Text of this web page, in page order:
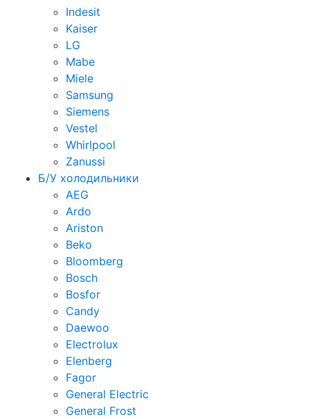
Indesit
Kaiser
LG
Mabe
Miele
Samsung
Siemens
Vestel
Whirlpool
Zanussi
Б/У холодильники
AEG
Ardo
Ariston
Beko
Bloomberg
Bosch
Bosfor
Candy
Daewoo
Electrolux
Elenberg
Fagor
General Electric
General Frost